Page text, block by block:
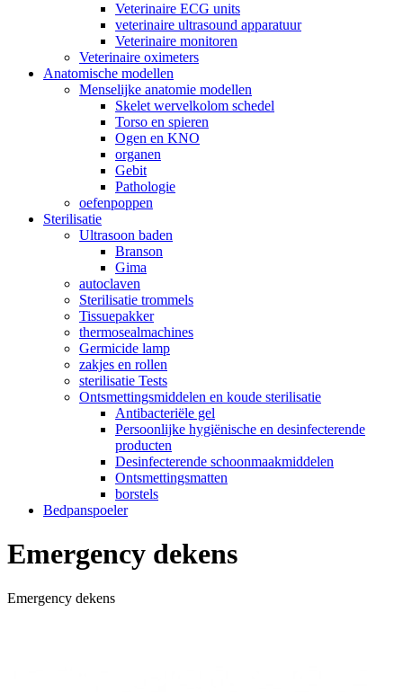
Veterinaire ECG units
veterinaire ultrasound apparatuur
Veterinaire monitoren
Veterinaire oximeters
Anatomische modellen
Menselijke anatomie modellen
Skelet wervelkolom schedel
Torso en spieren
Ogen en KNO
organen
Gebit
Pathologie
oefenpoppen
Sterilisatie
Ultrasoon baden
Branson
Gima
autoclaven
Sterilisatie trommels
Tissuepakker
thermosealmachines
Germicide lamp
zakjes en rollen
sterilisatie Tests
Ontsmettingsmiddelen en koude sterilisatie
Antibacteriële gel
Persoonlijke hygiënische en desinfecterende
producten
Desinfecterende schoonmaakmiddelen
Ontsmettingsmatten
borstels
Bedpanspoeler
Emergency dekens
Emergency dekens